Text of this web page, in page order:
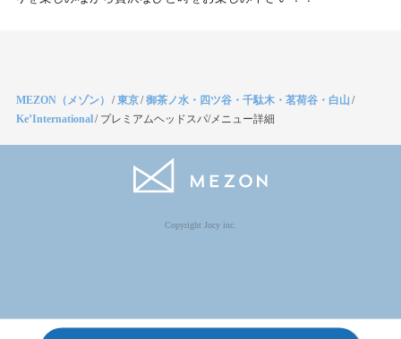
MEZON（メゾン） /東京/御茶ノ水・四ツ谷・千駄木・茗荷谷・白山 /
Ke’International/ プレミアムヘッドスパ/メニュー詳細
Copyright Jocy inc.